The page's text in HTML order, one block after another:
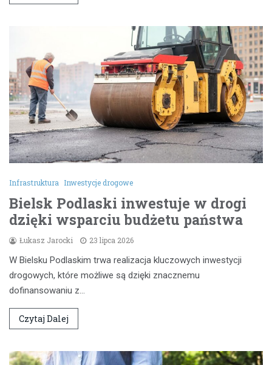
Infrastruktura Inwestycje drogowe
Bielsk Podlaski inwestuje w drogi
dzięki wsparciu budżetu państwa
Łukasz Jarocki 23 lipca 2026
W Bielsku Podlaskim trwa realizacja kluczowych inwestycji
drogowych, które możliwe są dzięki znacznemu
dofinansowaniu z…
Czytaj Dalej